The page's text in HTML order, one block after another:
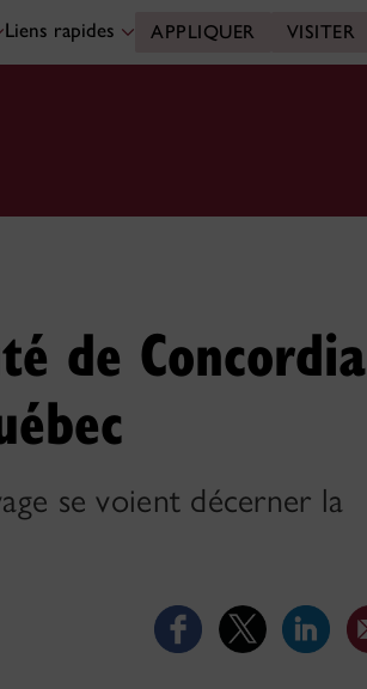
Liens rapides APPLIQUER VISITER
de Concordia
se voient décerner la